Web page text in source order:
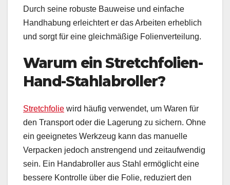
Durch seine robuste Bauweise und einfache
Handhabung erleichtert er das Arbeiten erheblich
und sorgt für eine gleichmäßige Folienverteilung.
Warum ein Stretchfolien-
Hand-Stahlabroller?
Stretchfolie wird häufig verwendet, um Waren für
den Transport oder die Lagerung zu sichern. Ohne
ein geeignetes Werkzeug kann das manuelle
Verpacken jedoch anstrengend und zeitaufwendig
sein. Ein Handabroller aus Stahl ermöglicht eine
bessere Kontrolle über die Folie, reduziert den